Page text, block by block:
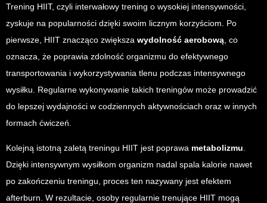
Trening HIIT, czyli interwałowy trening o wysokiej intensywności,
zyskuje na popularności dzięki swoim licznym korzyściom. Po
pierwsze, HIIT znacząco zwiększa wydolność aerobową , co
oznacza, że poprawia zdolność organizmu do efektywnego
transportowania i wykorzystywania tlenu podczas intensywnego
wysiłku. Regularne wykonywanie takich treningów może prowadzić
do lepszej wydajności w codziennych aktywnościach oraz w innych
formach ćwiczeń.
Kolejną istotną zaletą treningu HIIT jest poprawa metabolizmu
Dzięki intensywnym wysiłkom organizm nadal spala kalorie nawet
po zakończeniu treningu, proces ten nazywany jest efektem
afterburn. W rezultacie, osoby regularnie trenujące HIIT mogą